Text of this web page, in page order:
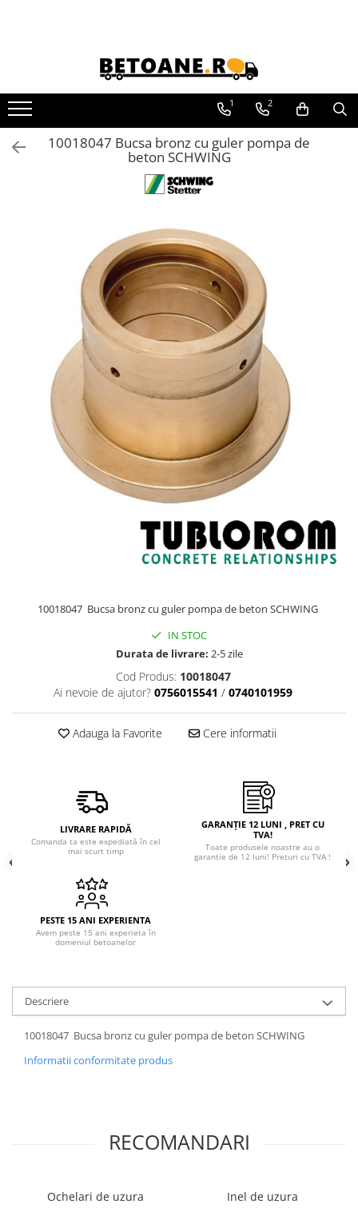
AUTOBETONIERE STETTER
AUTOBETONIERE LIEBHERR
AUTOBETONIERE CIFA
AUTOBETONIERE KARENA
AUTOBETONIERE INTERMIX
1 2
10018047 Bucsa bronz cu guler pompa de
beton SCHWING
10018047 Bucsa bronz cu guler pompa de beton SCHWING
IN STOC
Durata de livrare: 2-5 zile
Cod Produs: 10018047
Ai nevoie de ajutor? 0756015541 / 0740101959
Adauga la Favorite Cere informatii
LIVRARE RAPIDĂ
Comanda ta este expediată în cel
mai scurt timp
GARANȚIE 12 LUNI , PRET CU
TVA!
Toate produsele noastre au o
garanție de 12 luni! Preturi cu TVA !
PESTE 15 ANI EXPERIENTA
Avem peste 15 ani experieta în
domeniul betoanelor
Descriere
10018047 Bucsa bronz cu guler pompa de beton SCHWING
Informatii conformitate produs
RECOMANDARI
Ochelari de uzura Inel de uzura